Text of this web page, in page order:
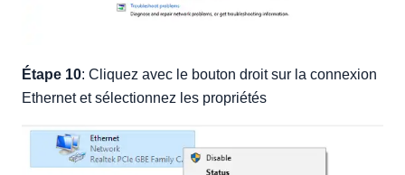
Étape 10: Cliquez avec le bouton droit sur la connexion
Ethernet et sélectionnez les propriétés